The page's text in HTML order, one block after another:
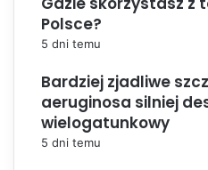
Polsce?
5 dni temu
Bardziej zjadliwe
aeruginosa silniej
wielogatunkowy
5 dni temu